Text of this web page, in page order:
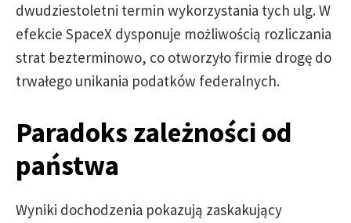
dwudziestoletni termin wykorzystania tych ulg. W
efekcie SpaceX dysponuje możliwością rozliczania
strat bezterminowo, co otworzyło firmie drogę do
trwałego unikania podatków federalnych.
Paradoks zależności od
państwa
Wyniki dochodzenia pokazują zaskakujący